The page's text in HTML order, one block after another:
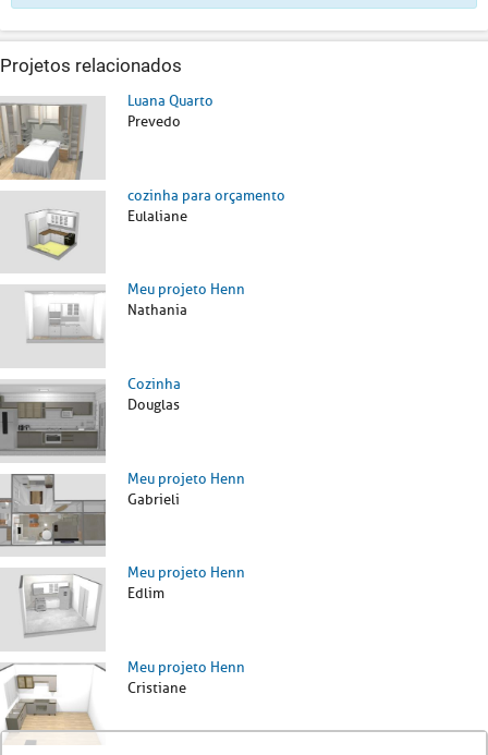
Projetos relacionados
Luana Quarto
Prevedo
cozinha para orçamento
Eulaliane
Meu projeto Henn
Nathania
Cozinha
Douglas
Meu projeto Henn
Gabrieli
Meu projeto Henn
Edlim
Meu projeto Henn
Cristiane